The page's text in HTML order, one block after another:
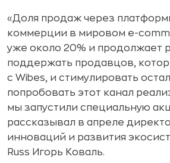
«Доля продаж через
коммерции в мировом е-
уже около 20% и продолжает
поддержать продавцов,
с Wibes, и стимулировать
попробовать этот канал
мы запустили специальную
рассказывал в апреле
инноваций и развития
Russ Игорь Коваль.